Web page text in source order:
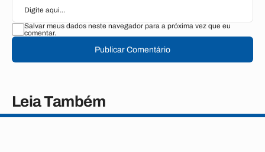
Salvar meus dados neste navegador para a próxima vez que eu
comentar.
Publicar Comentário
Leia Também